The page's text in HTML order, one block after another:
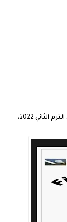
المراجعة النهائية ساينس للصف السادس الابتدائي الترم الثاني 2022،